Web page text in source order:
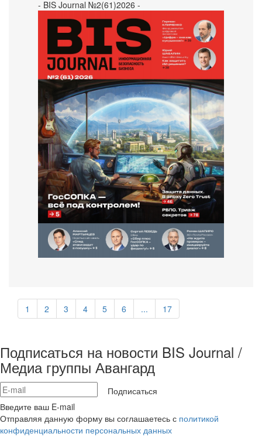
- BIS Journal №2(61)2026 -
1 2 3 4 5 6 ... 17
Подписаться на новости BIS Journal /
Медиа группы Авангард
Подписаться
Введите ваш E-mail
Отправляя данную форму вы соглашаетесь с политикой
конфиденциальности персональных данных